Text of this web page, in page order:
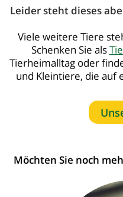
Leider steht dieses
Viele weitere Tiere
Schenken Sie als
Tierheimalltag oder
und Kleintiere, die auf
Möchten Sie noch